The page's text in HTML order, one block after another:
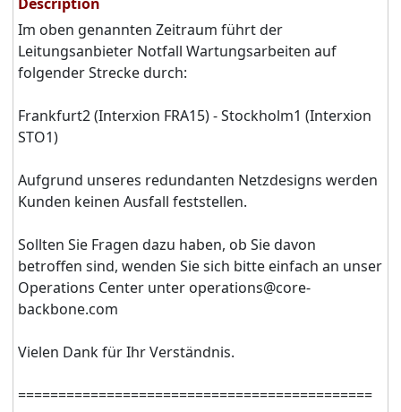
Im oben genannten Zeitraum führt der
Leitungsanbieter Notfall Wartungsarbeiten auf
folgender Strecke durch:
Frankfurt2 (Interxion FRA15) - Stockholm1 (Interxion
STO1)
Aufgrund unseres redundanten Netzdesigns werden
Kunden keinen Ausfall feststellen.
Sollten Sie Fragen dazu haben, ob Sie davon
betroffen sind, wenden Sie sich bitte einfach an unser
Operations Center unter operations@core-
backbone.com
Vielen Dank für Ihr Verständnis.
======================​======================​